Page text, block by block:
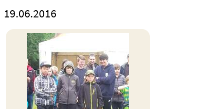
19.06.2016